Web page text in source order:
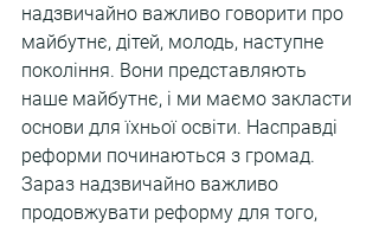
надзвичайно важливо говорити про
майбутнє, дітей, молодь, наступне
покоління. Вони представляють
наше майбутнє, і ми маємо закласти
основи для їхньої освіти. Насправді
реформи починаються з громад.
Зараз надзвичайно важливо
продовжувати реформу для того,